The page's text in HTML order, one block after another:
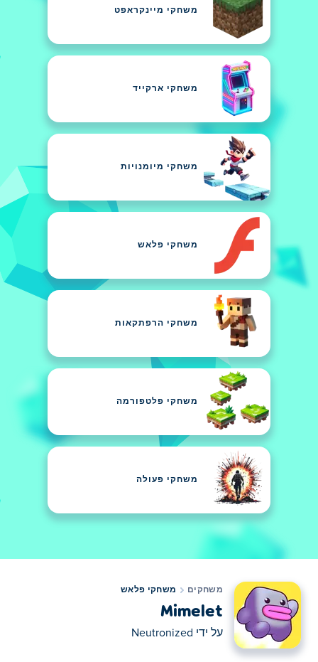
משחקי מיינקראפט
משחקי ארקייד
משחקי מיומנויות
משחקי פלאש
משחקי הרפתקאות
משחקי פלטפורמה
משחקי פעולה
משחקים משחקי פלאש
Mimelet
על ידי Neutronized